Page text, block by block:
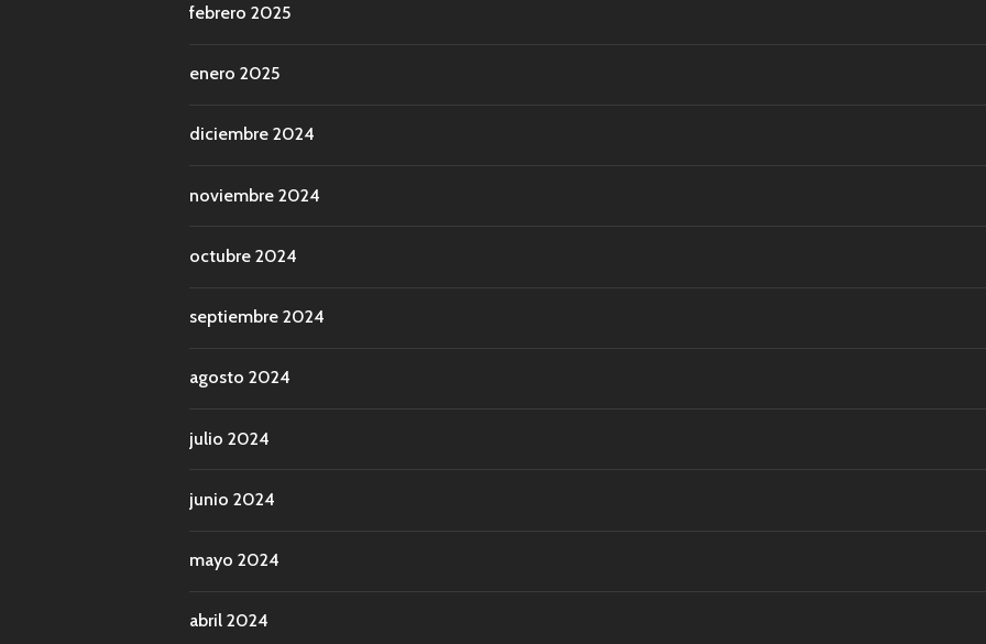
febrero 2025
enero 2025
diciembre 2024
noviembre 2024
octubre 2024
septiembre 2024
agosto 2024
julio 2024
junio 2024
mayo 2024
abril 2024